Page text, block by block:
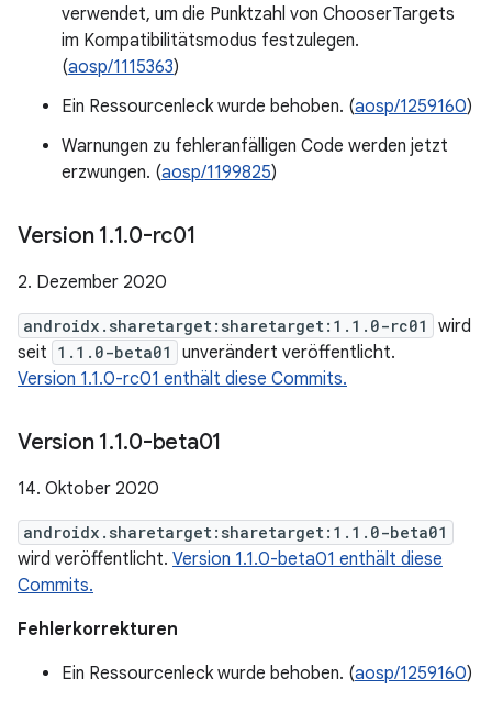
verwendet, um die Punktzahl von ChooserTargets
im Kompatibilitätsmodus festzulegen.
(aosp/1115363)
Ein Ressourcenleck wurde behoben. (aosp/1259160)
Warnungen zu fehleranfälligen Code werden jetzt
erzwungen. (aosp/1199825)
Version 1.1.0-rc01
2. Dezember 2020
androidx.sharetarget:sharetarget:1.1.0-rc01
wird
seit 1.1.0-beta01
unverändert veröffentlicht.
Version 1.1.0-rc01 enthält diese Commits.
Version 1.1.0-beta01
14. Oktober 2020
androidx.sharetarget:sharetarget:1.1.0-beta01
wird veröffentlicht. Version 1.1.0-beta01 enthält diese
Commits.
Fehlerkorrekturen
Ein Ressourcenleck wurde behoben. (aosp/1259160)